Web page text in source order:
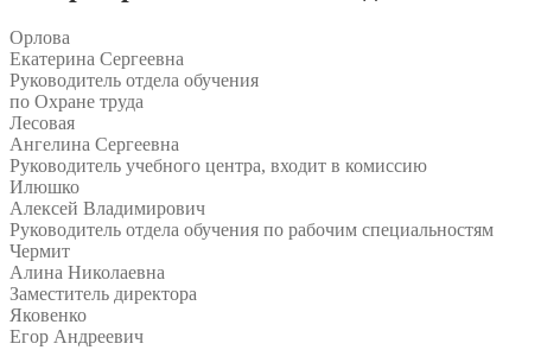
Орлова
Екатерина Сергеевна
Руководитель отдела обучения
по Охране труда
Лесовая
Ангелина Сергеевна
Руководитель учебного центра, входит в комиссию
Илюшко
Алексей Владимирович
Руководитель отдела обучения по рабочим специальностям
Чермит
Алина Николаевна
Заместитель директора
Яковенко
Егор Андреевич